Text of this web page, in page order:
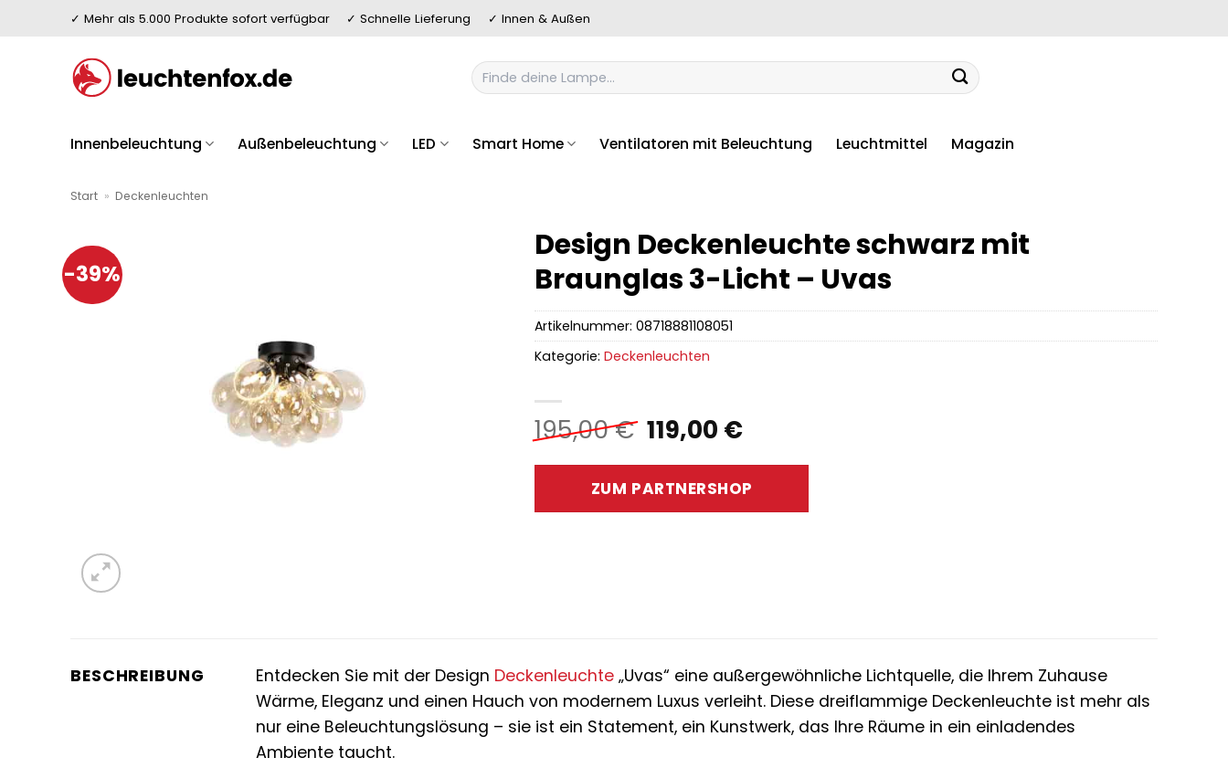
✓ Mehr als 5.000 Produkte sofort verfügbar ✓ Schnelle Lieferung ✓ Innen & Außen
Suchen
nach:
Innenbeleuchtung Außenbeleuchtung LED Smart Home Ventilatoren mit Beleuchtung Leuchtmittel Magazin
Start » Deckenleuchten
-39%
Design Deckenleuchte schwarz mit
Braunglas 3-Licht – Uvas
195,00€ Ursprünglicher
Preis
war:
195,00 €
119,00 €Aktueller
ist:
119,00 €.
ZUM PARTNERSHOP
Artikelnummer:08718881108051
Kategorie:Deckenleuchten
BESCHREIBUNG Entdecken Sie mit der Design Deckenleuchte „Uvas“ eine außergewöhnliche Lichtquelle, die Ihrem Zuhause
Wärme, Eleganz und einen Hauch von modernem Luxus verleiht. Diese dreiflammige Deckenleuchte ist mehr als
nur eine Beleuchtungslösung – sie ist ein Statement, ein Kunstwerk, das Ihre Räume in ein einladendes
Ambiente taucht.